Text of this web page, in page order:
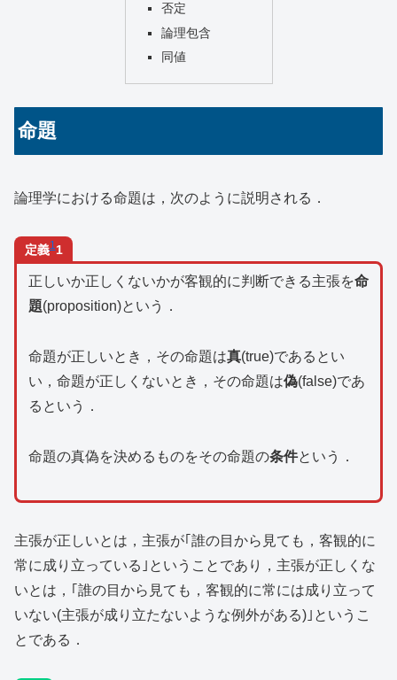
否定
論理包含
同値
命題
論理学における命題は，次のように説明される．
定義11
正しいか正しくないかが客観的に判断できる主張を命
題(proposition)という．
命題が正しいとき，その命題は真(true)であるとい
い，命題が正しくないとき，その命題は偽(false)であ
るという．
命題の真偽を決めるものをその命題の条件という．
主張が正しいとは，主張が｢誰の目から見ても，客観的に
常に成り立っている｣ということであり，主張が正しくな
いとは，｢誰の目から見ても，客観的に常には成り立って
いない(主張が成り立たないような例外がある)｣というこ
とである．